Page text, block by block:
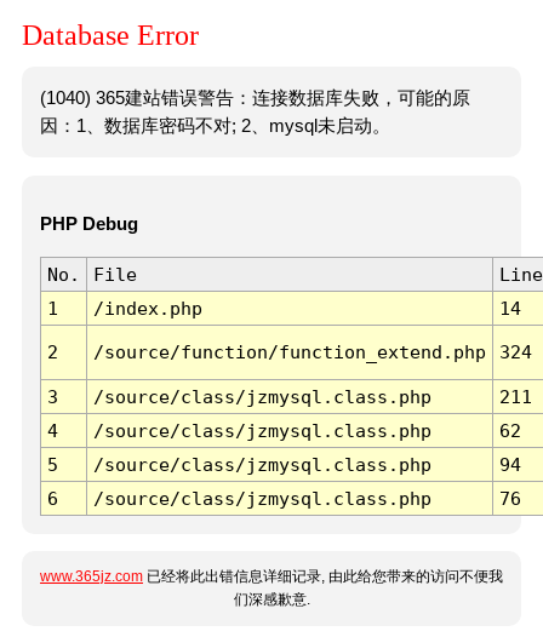
Database Error
(1040) 365建站错误警告：连接数据库失败，可能的原
因：1、数据库密码不对; 2、mysql未启动。
PHP Debug
No. File
Line
1
/index.php 14
2 /source/function/function_extend.php 324
3 /source/class/jzmysql.class.php
211
4
/source/class/jzmysql.class.php
62
5
/source/class/jzmysql.class.php
94
6
/source/class/jzmysql.class.php 76
www.365jz.com 已经将此出错信息详细记录, 由此给您带来的访问不便我
们深感歉意.